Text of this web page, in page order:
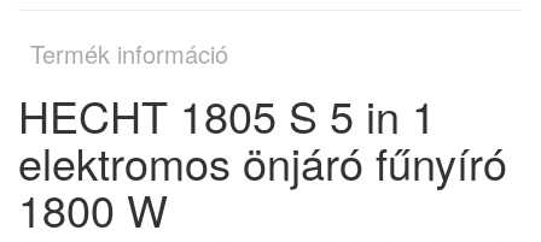
Termék információ
HECHT 1805 S 5 in 1
elektromos önjáró fűnyíró
1800 W